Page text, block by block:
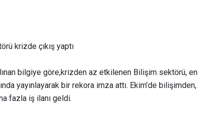
krizde çıkış yaptı
bilgiye göre,krizden az etkilenen Bilişim sektörü, en
yayınlayarak bir rekora imza attı. Ekim’de bilişimden,
fazla iş ilanı geldi.